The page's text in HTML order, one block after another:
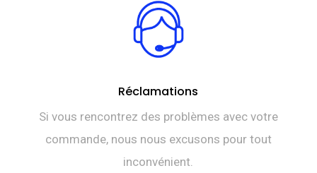
Réclamations
Si vous rencontrez des problèmes avec votre
commande, nous nous excusons pour tout
inconvénient.